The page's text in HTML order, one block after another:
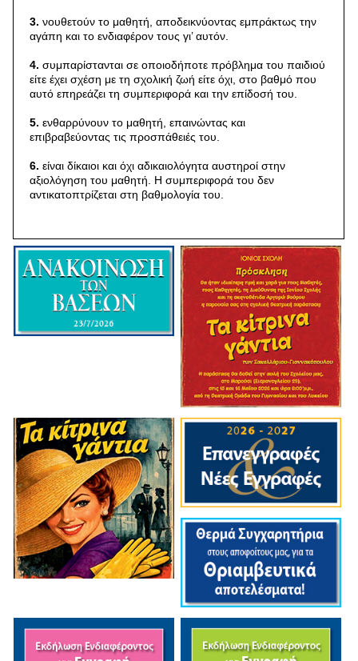
3. νουθετούν το μαθητή, αποδεικνύοντας εμπράκτως την
αγάπη και το ενδιαφέρον τους γι’ αυτόν.
4. συμπαρίστανται σε οποιοδήποτε πρόβλημα του παιδιού
είτε έχει σχέση με τη σχολική ζωή είτε όχι, στο βαθμό που
αυτό επηρεάζει τη συμπεριφορά και την επίδοσή του.
5. ενθαρρύνουν το μαθητή, επαινώντας και
επιβραβεύοντας τις προσπάθειές του.
6. είναι δίκαιοι και όχι αδικαιολόγητα αυστηροί στην
αξιολόγηση του μαθητή. Η συμπεριφορά του δεν
αντικατοπτρίζεται στη βαθμολογία του.